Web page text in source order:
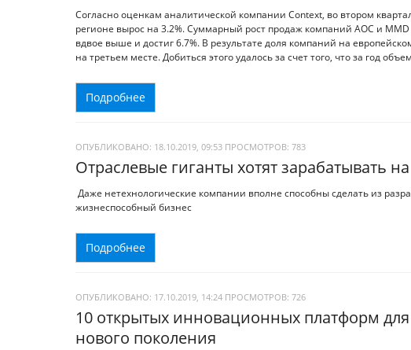
Согласно оценкам аналитической компании Context, во втором
регионе вырос на 3.2%. Суммарный рост продаж компаний AOC и
вдвое выше и достиг 6.7%. В результате доля компаний на
на третьем месте. Добиться этого удалось за счет того, что за год
Подробнее
ОПУБЛИКОВАНО: 18.10.2019, 09:53 ПРОСМОТРОВ: 783
Отраслевые гиганты хотят зарабатывать
Даже нетехнологические компании вполне способны сделать из
жизнеспособный бизнес
Подробнее
ОПУБЛИКОВАНО: 17.10.2019, 14:24 ПРОСМОТРОВ: 726
10 открытых инновационных платформ для
нового поколения